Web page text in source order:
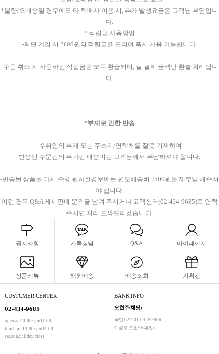
*불량/오배송일 경우에도 타 택배사 이용 시, 추가 발생요금은 고객님 부담입니
다.
* 적립금 사용방법
-회원 가입 시 2000원의 적립금을 드리며 즉시 사용 가능합니다.
-주문 취소 시 사용하신 적립금은 모두 환급되며, 실 결제 금액만 환불 처리됩니
다.
*부재로 인한 반송
-수취인의 부재 또는 주소지/연락처를 잘못 기재하여
반송된 주문건의 부과된 배송비는 고객님께서 부담하셔야 합니다.
-반송된 상품을 다시 수령 원하실경우에는 편도배송비 2500원을 재부담 해주셔
야 합니다.
이런 경우 Q&A 게시판에 문의글 남겨 주시거나 고객센터(02-434-9685)로 연락
주시면 처리 도와드리겠습니다.
공지사항 카톡상담 Q&A 마이페이지
상품리뷰 해외배송 배송조회 기획전
CUSTOMER CENTER
02-434-9685
open am10:00~pm16:00
lunch pm13:00~pm14:00
sat,sun,holiday close
BANK INFO
오현주(채핏)
국민 022201-04-265956
예금주:오현주(채핏)